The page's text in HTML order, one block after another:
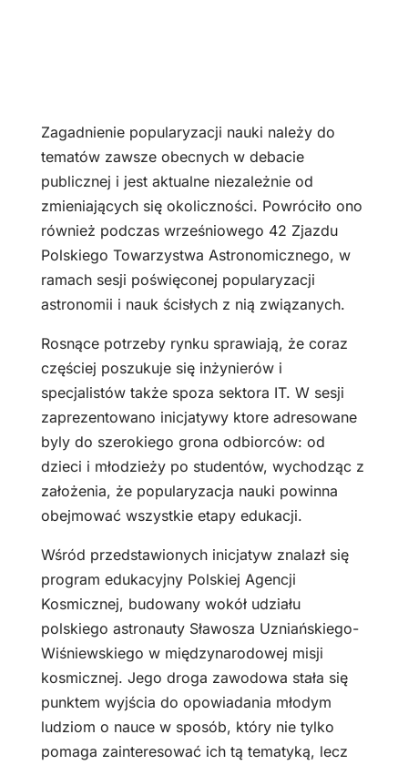
Zagadnienie popularyzacji nauki należy do
tematów zawsze obecnych w debacie
publicznej i jest aktualne niezależnie od
zmieniających się okoliczności. Powróciło ono
również podczas wrześniowego 42 Zjazdu
Polskiego Towarzystwa Astronomicznego, w
ramach sesji poświęconej popularyzacji
astronomii i nauk ścisłych z nią związanych.
Rosnące potrzeby rynku sprawiają, że coraz
częściej poszukuje się inżynierów i
specjalistów także spoza sektora IT. W sesji
zaprezentowano inicjatywy ktore adresowane
byly do szerokiego grona odbiorców: od
dzieci i młodzieży po studentów, wychodząc z
założenia, że popularyzacja nauki powinna
obejmować wszystkie etapy edukacji.
Wśród przedstawionych inicjatyw znalazł się
program edukacyjny Polskiej Agencji
Kosmicznej, budowany wokół udziału
polskiego astronauty Sławosza Uzniańskiego-
Wiśniewskiego w międzynarodowej misji
kosmicznej. Jego droga zawodowa stała się
punktem wyjścia do opowiadania młodym
ludziom o nauce w sposób, który nie tylko
pomaga zainteresować ich tą tematyką, lecz